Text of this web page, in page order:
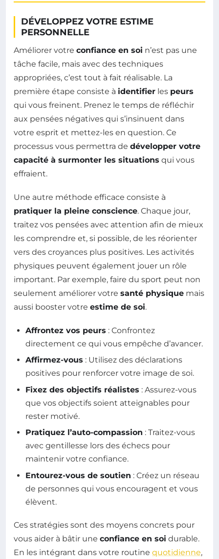
DÉVELOPPEZ VOTRE ESTIME
PERSONNELLE
Améliorer votre confiance en soi n’est pas une
tâche facile, mais avec des techniques
appropriées, c’est tout à fait réalisable. La
première étape consiste à identifier les peurs
qui vous freinent. Prenez le temps de réfléchir
aux pensées négatives qui s’insinuent dans
votre esprit et mettez-les en question. Ce
processus vous permettra de développer votre
capacité à surmonter les situations qui vous
effraient.
Une autre méthode efficace consiste à
pratiquer la pleine conscience. Chaque jour,
traitez vos pensées avec attention afin de mieux
les comprendre et, si possible, de les réorienter
vers des croyances plus positives. Les activités
physiques peuvent également jouer un rôle
important. Par exemple, faire du sport peut non
seulement améliorer votre santé physique mais
aussi booster votre estime de soi.
Affrontez vos peurs : Confrontez
directement ce qui vous empêche d’avancer.
Affirmez-vous : Utilisez des déclarations
positives pour renforcer votre image de soi.
Fixez des objectifs réalistes : Assurez-vous
que vos objectifs soient atteignables pour
rester motivé.
Pratiquez l’auto-compassion : Traitez-vous
avec gentillesse lors des échecs pour
maintenir votre confiance.
Entourez-vous de soutien : Créez un réseau
de personnes qui vous encouragent et vous
élèvent.
Ces stratégies sont des moyens concrets pour
vous aider à bâtir une confiance en soi durable.
En les intégrant dans votre routine quotidienne,